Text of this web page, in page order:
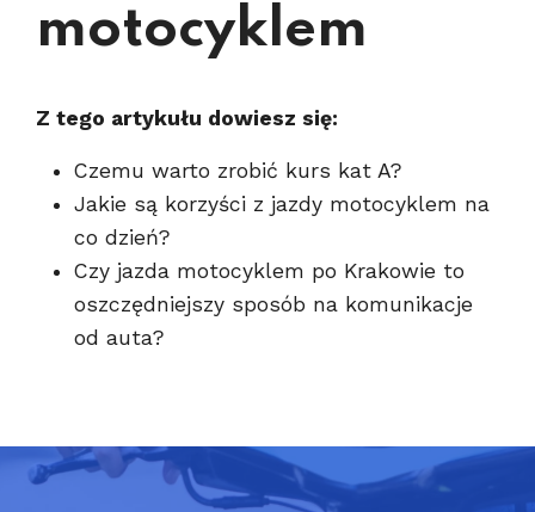
motocyklem
Z tego artykułu dowiesz się:
Czemu warto zrobić kurs kat A?
Jakie są korzyści z jazdy motocyklem na
co dzień?
Czy jazda motocyklem po Krakowie to
oszczędniejszy sposób na komunikacje
od auta?